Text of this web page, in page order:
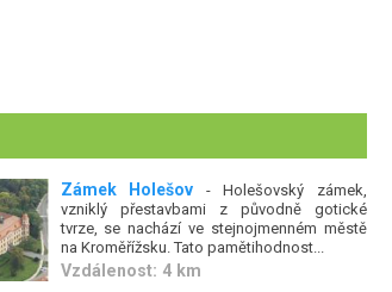
Zámek Holešov - Holešovský zámek,
vzniklý přestavbami z původně gotické
tvrze, se nachází ve stejnojmenném městě
na Kroměřížsku. Tato pamětihodnost...
Vzdálenost: 4 km